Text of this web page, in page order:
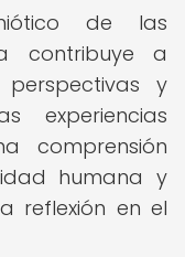
de las
contribuye a
y
experiencias
comprensión
humana y
reflexión en el